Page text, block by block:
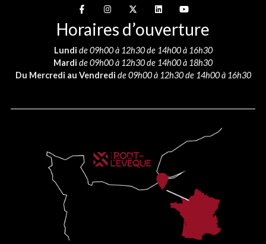
Suivez-nous sur
Suivez-nous sur
Suivez-nous sur
Suivez-nous sur
Suivez-nous sur
Horaires d’ouverture
Lundi de 09h00 à 12h30 de 14h00 à 16h30
Mardi de 09h00 à 12h30 de 14h00 à 18h30
Du Mercredi au Vendredi de 09h00 à 12h30 de 14h00 à 16h30